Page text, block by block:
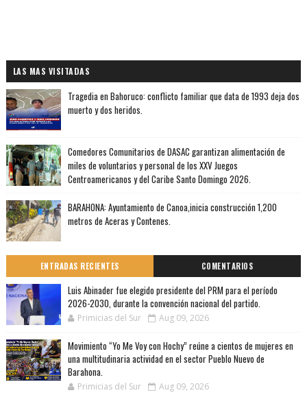
LAS MAS VISITADAS
Tragedia en Bahoruco: conflicto familiar que data de 1993 deja dos
muerto y dos heridos.
Comedores Comunitarios de DASAC garantizan alimentación de
miles de voluntarios y personal de los XXV Juegos
Centroamericanos y del Caribe Santo Domingo 2026.
BARAHONA: Ayuntamiento de Canoa,inicia construcción 1,200
metros de Aceras y Contenes.
ENTRADAS RECIENTES COMENTARIOS
Luis Abinader fue elegido presidente del PRM para el período
2026-2030, durante la convención nacional del partido.
Primicias del Sur Aug 09, 2026
Movimiento “Yo Me Voy con Hochy” reúne a cientos de mujeres en
una multitudinaria actividad en el sector Pueblo Nuevo de
Barahona.
Primicias del Sur Aug 09, 2026